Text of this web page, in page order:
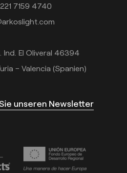
7159 4740
Ind. El Oliveral 46394
– Valencia (Spanien)
unseren Newsletter